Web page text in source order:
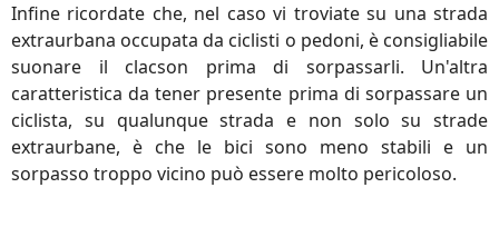
Infine ricordate che, nel caso vi troviate su una strada
extraurbana occupata da ciclisti o pedoni, è consigliabile
suonare il clacson prima di sorpassarli. Un'altra
caratteristica da tener presente prima di sorpassare un
ciclista, su qualunque strada e non solo su strade
extraurbane, è che le bici sono meno stabili e un
sorpasso troppo vicino può essere molto pericoloso.